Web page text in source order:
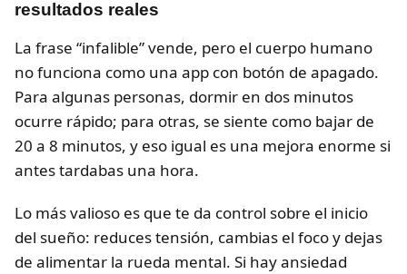
resultados reales
La frase “infalible” vende, pero el cuerpo humano
no funciona como una app con botón de apagado.
Para algunas personas, dormir en dos minutos
ocurre rápido; para otras, se siente como bajar de
20 a 8 minutos, y eso igual es una mejora enorme si
antes tardabas una hora.
Lo más valioso es que te da control sobre el inicio
del sueño: reduces tensión, cambias el foco y dejas
de alimentar la rueda mental. Si hay ansiedad